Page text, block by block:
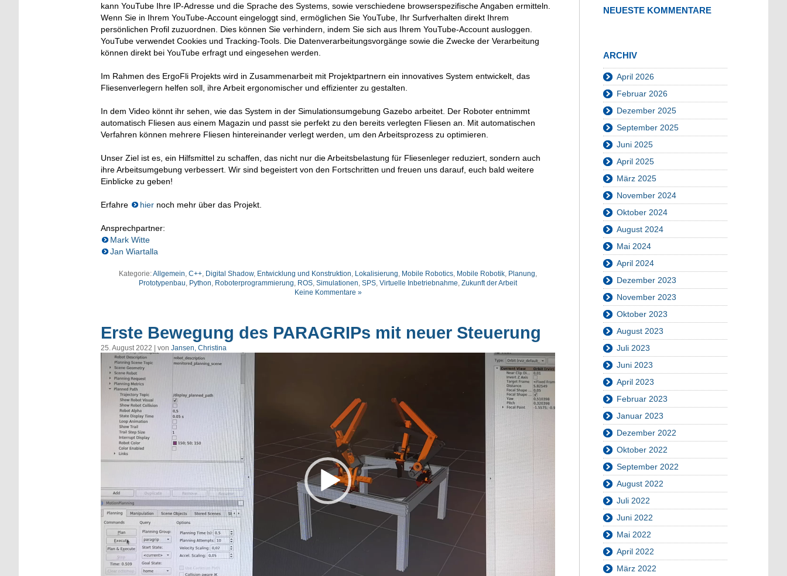
kann YouTube Ihre IP-Adresse und die Sprache des Systems, sowie verschiedene browserspezifische Angaben ermitteln.
Wenn Sie in Ihrem YouTube-Account eingeloggt sind, ermöglichen Sie YouTube, Ihr Surfverhalten direkt Ihrem
persönlichen Profil zuzuordnen. Dies können Sie verhindern, indem Sie sich aus Ihrem YouTube-Account ausloggen.
YouTube verwendet Cookies und Tracking-Tools. Die Datenverarbeitungsvorgänge sowie die Zwecke der Verarbeitung
können direkt bei YouTube erfragt und eingesehen werden.
Im Rahmen des ErgoFli Projekts wird in Zusammenarbeit mit Projektpartnern ein innovatives System entwickelt, das
Fliesenverlegern helfen soll, ihre Arbeit ergonomischer und effizienter zu gestalten.
In dem Video könnt ihr sehen, wie das System in der Simulationsumgebung Gazebo arbeitet. Der Roboter entnimmt
automatisch Fliesen aus einem Magazin und passt sie perfekt zu den bereits verlegten Fliesen an. Mit automatischen
Verfahren können mehrere Fliesen hintereinander verlegt werden, um den Arbeitsprozess zu optimieren.
Unser Ziel ist es, ein Hilfsmittel zu schaffen, das nicht nur die Arbeitsbelastung für Fliesenleger reduziert, sondern auch
ihre Arbeitsumgebung verbessert. Wir sind begeistert von den Fortschritten und freuen uns darauf, euch bald weitere
Einblicke zu geben!
Erfahre hier noch mehr über das Projekt.
Ansprechpartner:
Mark Witte
Jan Wiartalla
Kategorie:Allgemein, C++, Digital Shadow, Entwicklung und Konstruktion, Lokalisierung, Mobile Robotics, Mobile Robotik, Planung,
Prototypenbau, Python, Roboterprogrammierung, ROS, Simulationen, SPS, Virtuelle Inbetriebnahme, Zukunft der Arbeit
Keine Kommentare »
Erste Bewegung des PARAGRIPs mit neuer Steuerung
25. August 2022 | von Jansen, Christina
Video-
Player
NEUESTE KOMMENTARE
ARCHIV
April 2026
Februar 2026
Dezember 2025
September 2025
Juni 2025
April 2025
März 2025
November 2024
Oktober 2024
August 2024
Mai 2024
April 2024
Dezember 2023
November 2023
Oktober 2023
August 2023
Juli 2023
Juni 2023
April 2023
Februar 2023
Januar 2023
Dezember 2022
Oktober 2022
September 2022
August 2022
Juli 2022
Juni 2022
Mai 2022
April 2022
März 2022